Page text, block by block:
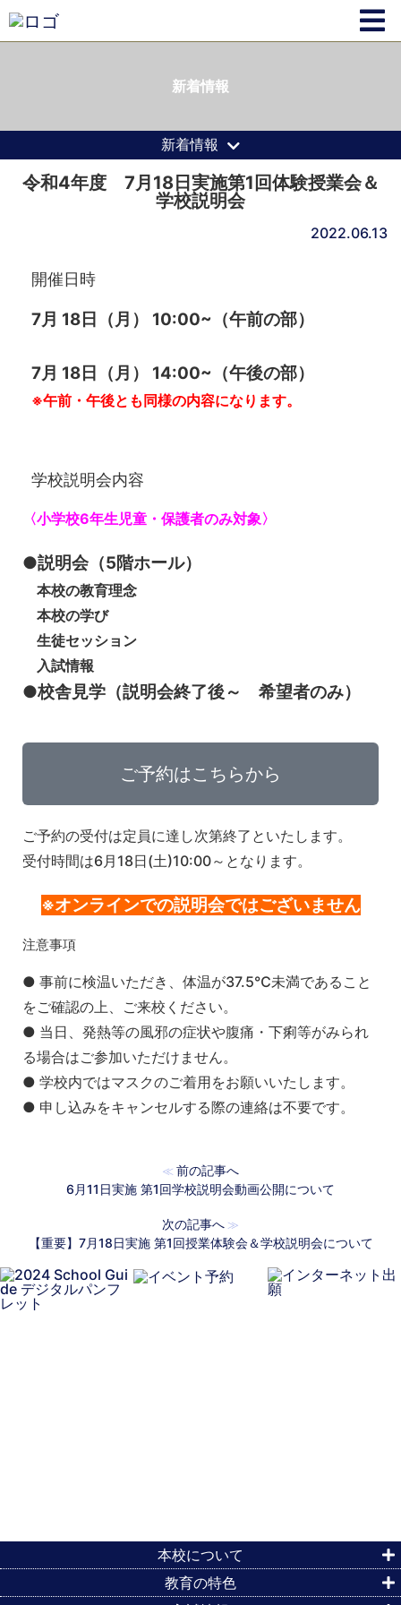
新着情報
新着情報
令和4年度 7月18日実施第1回体験授業会＆
学校説明会
2022.06.13
開催日時
7月 18日（月） 10:00~（午前の部）
7月 18日（月） 14:00~（午後の部）
※午前・午後とも同様の内容になります。
学校説明会内容
〈小学校6年生児童・保護者のみ対象〉
●説明会（5階ホール）
本校の教育理念
本校の学び
生徒セッション
入試情報
●校舎見学（説明会終了後～ 希望者のみ）
ご予約はこちらから
ご予約の受付は定員に達し次第終了といたします。
受付時間は6月18日(土)10:00～となります。
※オンラインでの説明会ではございません
注意事項
● 事前に検温いただき、体温が37.5℃未満であること
をご確認の上、ご来校ください。
● 当日、発熱等の風邪の症状や腹痛・下痢等がみられ
る場合はご参加いただけません。
● 学校内ではマスクのご着用をお願いいたします。
● 申し込みをキャンセルする際の連絡は不要です。
≪ 前の記事へ
6月11日実施 第1回学校説明会動画公開について
次の記事へ ≫
【重要】7月18日実施 第1回授業体験会＆学校説明会について
本校について
教育の特色